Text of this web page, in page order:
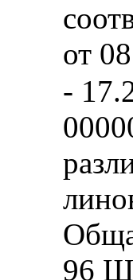
от
-
96